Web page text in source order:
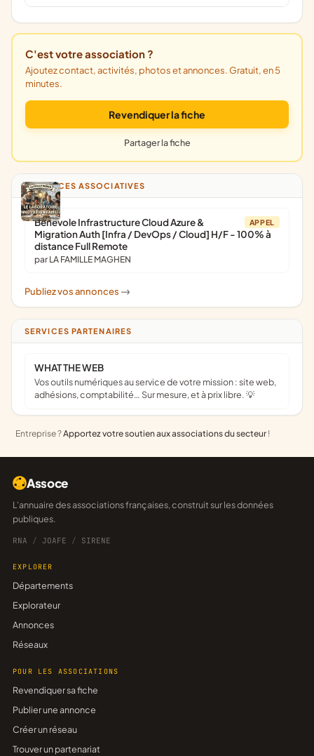
C'est votre association ?
Ajoutez contact, activités, photos et annonces. Gratuit, en 5
minutes.
Revendiquer la fiche
Partager la fiche
ANNONCES ASSOCIATIVES
APPEL
Bénévole Infrastructure Cloud Azure &
Migration Auth [Infra / DevOps / Cloud] H/F - 100% à
distance Full Remote
par LA FAMILLE MAGHEN
Publiez vos annonces ->
SERVICES PARTENAIRES
WHAT THE WEB
Vos outils numériques au service de votre mission : site web,
adhésions, comptabilité… Sur mesure, et à prix libre. 💡
Entreprise ?Apportez votre soutien aux associations du secteur !
Assoce
L'annuaire des associations françaises, construit sur les données
publiques.
RNA / JOAFE / SIRENE
EXPLORER
Départements
Explorateur
Annonces
Réseaux
POUR LES ASSOCIATIONS
Revendiquer sa fiche
Publier une annonce
Créer un réseau
Trouver un partenariat